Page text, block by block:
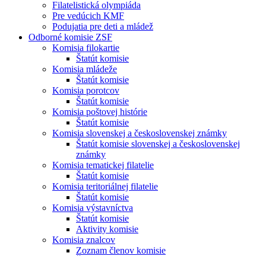
Filatelistická olympiáda
Pre vedúcich KMF
Podujatia pre deti a mládež
Odborné komisie ZSF
Komisia filokartie
Štatút komisie
Komisia mládeže
Štatút komisie
Komisia porotcov
Štatút komisie
Komisia poštovej histórie
Štatút komisie
Komisia slovenskej a československej známky
Štatút komisie slovenskej a československej
známky
Komisia tematickej filatelie
Štatút komisie
Komisia teritoriálnej filatelie
Štatút komisie
Komisia výstavníctva
Štatút komisie
Aktivity komisie
Komisia znalcov
Zoznam členov komisie